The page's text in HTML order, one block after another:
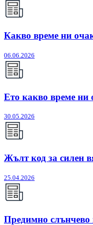
Какво време ни
06.06.2026
Ето какво време ни
30.05.2026
Жълт код за силен
25.04.2026
Предимно слънчево